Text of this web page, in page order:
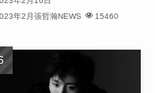
年2月張哲瀚NEWS
15460